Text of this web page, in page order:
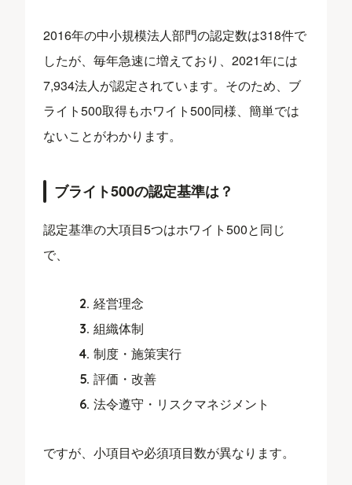
2016年の中小規模法人部門の認定数は318件で
したが、毎年急速に増えており、2021年には
7,934法人が認定されています。そのため、ブ
ライト500取得もホワイト500同様、簡単では
ないことがわかります。
ブライト500の認定基準は？
認定基準の大項目5つはホワイト500と同じ
で、
経営理念
組織体制
制度・施策実行
評価・改善
法令遵守・リスクマネジメント
ですが、小項目や必須項目数が異なります。